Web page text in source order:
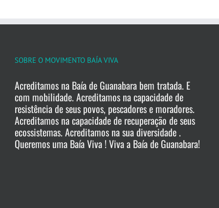
SOBRE O MOVIMENTO BAÍA VIVA
Acreditamos na Baía de Guanabara bem tratada. E
com mobilidade. Acreditamos na capacidade de
resistência de seus povos, pescadores e moradores.
Acreditamos na capacidade de recuperação de seus
ecossistemas. Acreditamos na sua diversidade .
Queremos uma Baía Viva ! Viva a Baía de Guanabara!